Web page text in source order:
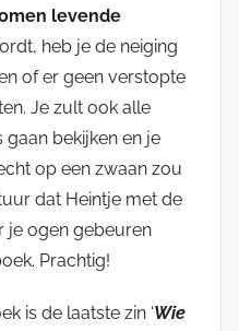
levende
heb je de neiging
of er geen verstopte
Je zult ook alle
bekijken en je
op een zwaan zou
dat Heintje met de
je ogen gebeuren
Prachtig!
is de laatste zin ‘Wie